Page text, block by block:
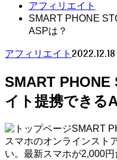
アフィリエイト
SMART PHONE
ASPは？
アフィリエイト 2022.12.18
SMART PHONE
イト提携できる
SMART
スマホのオンラインスト
い。最新スマホが2,000